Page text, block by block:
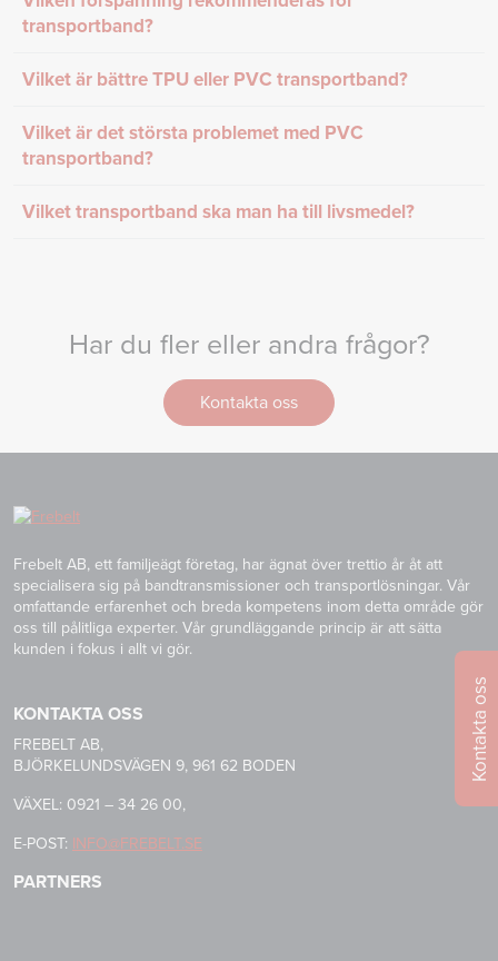
Kontakta oss
transportband?
Vilket är bättre TPU eller PVC transportband?
Vilket är det största problemet med PVC
transportband?
Vilket transportband ska man ha till livsmedel?
Har du fler eller andra frågor?
Kontakta oss
Frebelt AB, ett familjeägt företag, har ägnat över trettio år åt att
specialisera sig på bandtransmissioner och transportlösningar. Vår
omfattande erfarenhet och breda kompetens inom detta område gör
oss till pålitliga experter. Vår grundläggande princip är att sätta
kunden i fokus i allt vi gör.
KONTAKTA OSS
FREBELT AB,
BJÖRKELUNDSVÄGEN 9, 961 62 BODEN
VÄXEL: 0921 – 34 26 00,
E-POST: INFO@FREBELT.SE
PARTNERS